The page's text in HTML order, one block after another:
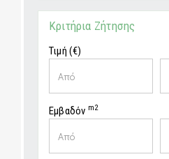
Κριτήρια Ζήτησης
Τιμή (€)
Εμβαδόν m2